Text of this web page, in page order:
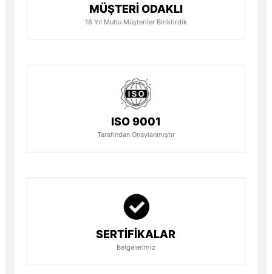
MÜŞTERİ ODAKLI
18 Yıl Mutlu Müşteriler Biriktirdik
ISO 9001
Tarafından Onaylanmıştır
SERTİFİKALAR
Belgelerimiz